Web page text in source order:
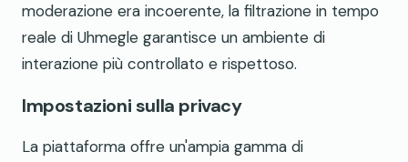
moderazione era incoerente, la filtrazione in tempo
reale di Uhmegle garantisce un ambiente di
interazione più controllato e rispettoso.
Impostazioni sulla privacy
La piattaforma offre un'ampia gamma di